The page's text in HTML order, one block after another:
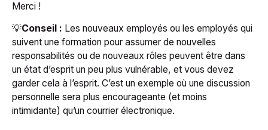
Merci !
💡Conseil : Les nouveaux employés ou les employés qui
suivent une formation pour assumer de nouvelles
responsabilités ou de nouveaux rôles peuvent être dans
un état d’esprit un peu plus vulnérable, et vous devez
garder cela à l’esprit. C’est un exemple où une discussion
personnelle sera plus encourageante (et moins
intimidante) qu’un courrier électronique.